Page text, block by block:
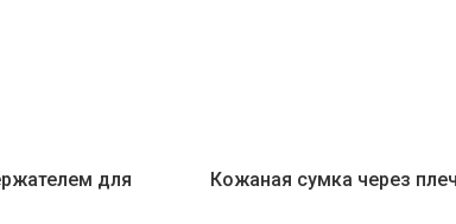
для
Кожаная сумка через